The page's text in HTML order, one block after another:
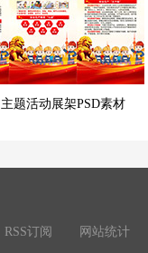
题活动展架PSD素材
RSS订阅 网站统计